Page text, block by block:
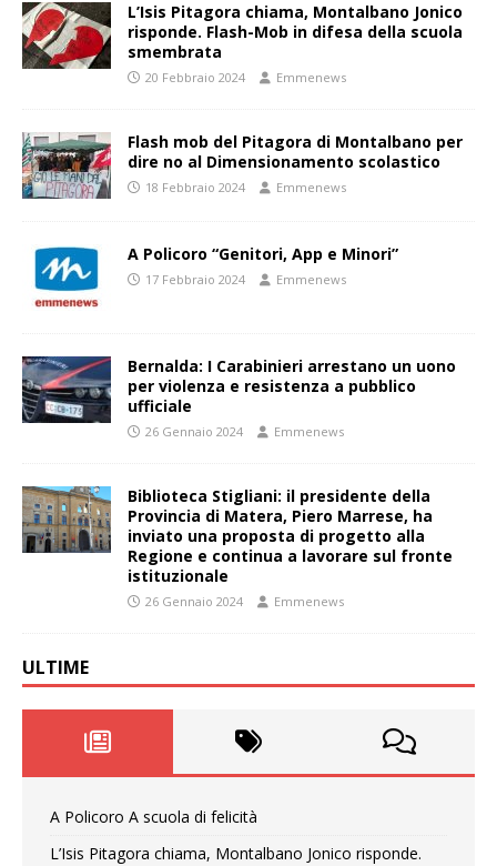
L’Isis Pitagora chiama, Montalbano Jonico
risponde. Flash-Mob in difesa della scuola
smembrata
20 Febbraio 2024 Emmenews
Flash mob del Pitagora di Montalbano per
dire no al Dimensionamento scolastico
18 Febbraio 2024 Emmenews
A Policoro “Genitori, App e Minori”
17 Febbraio 2024 Emmenews
Bernalda: I Carabinieri arrestano un uono
per violenza e resistenza a pubblico
ufficiale
26 Gennaio 2024 Emmenews
Biblioteca Stigliani: il presidente della
Provincia di Matera, Piero Marrese, ha
inviato una proposta di progetto alla
Regione e continua a lavorare sul fronte
istituzionale
26 Gennaio 2024 Emmenews
ULTIME
A Policoro A scuola di felicità
L’Isis Pitagora chiama, Montalbano Jonico risponde.